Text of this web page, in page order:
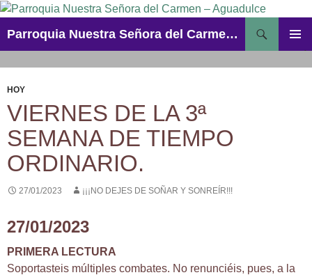
Saltar
contenido
Parroquia Nuestra Señora del Carmen – Aguadulce
HOY
VIERNES DE LA 3ª
SEMANA DE TIEMPO
ORDINARIO.
27/01/2023 ¡¡¡NO DEJES DE SOÑAR Y SONREÍR!!!
27/01/2023
PRIMERA LECTURA
Soportasteis múltiples combates. No renunciéis, pues, a la